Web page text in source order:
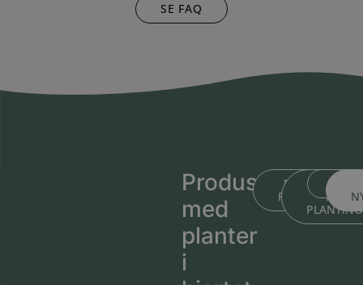
SE FAQ
Produsert
med
planter
i
BLI KJENT MED
BLI
MED